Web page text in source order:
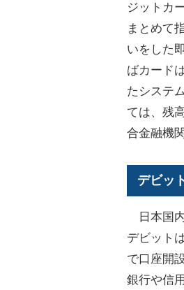
ジットカ
まとめて
いをした
ばカード
たシステ
ては、残
合金融機
デビッ
日本国
デビット
で口座開
銀行や信